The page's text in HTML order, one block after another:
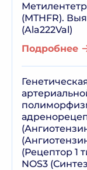
(MTHFR).
(Ala222Val)
Подробнее
(Рецептор 1
NOS3 (Синтез